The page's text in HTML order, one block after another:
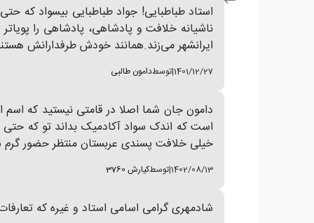
استاد طباطبایی! جواد طباطبایی بیسواد که
ناشیانه خلافت و پادشاهی، پادشاهی را
ایرانشهر می‌زند.همانند خودش طرفدارانش
1401/12/27
|توسطدامون طالبی
دامون جان شما اصلا در قامتی نیستید که اسم
است که اندک سواد آکادمیک بداند تو که حتی
خیلی خلافت پسندی عربستان منتظر حضور
1402/08/13
|توسطکیارش 3760
شادمهری گرامی اسامی استاد و غیره که